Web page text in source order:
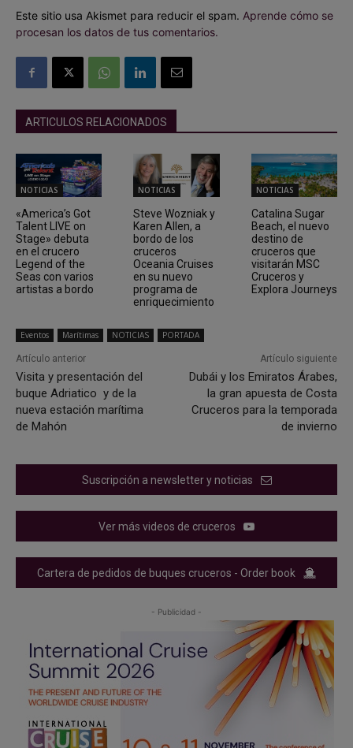
Este sitio usa Akismet para reducir el spam. Aprende cómo se
procesan los datos de tus comentarios.
ARTICULOS RELACIONADOS
NOTICIAS
«America’s Got
Talent LIVE on
Stage» debuta
en el crucero
Legend of the
Seas con varios
artistas a bordo
NOTICIAS
Steve Wozniak y
Karen Allen, a
bordo de los
cruceros
Oceania Cruises
en su nuevo
programa de
enriquecimiento
NOTICIAS
Catalina Sugar
Beach, el nuevo
destino de
cruceros que
visitarán MSC
Cruceros y
Explora Journeys
Eventos Marítimas NOTICIAS PORTADA
Artículo anterior
Visita y presentación del
buque Adriatico y de la
nueva estación marítima
de Mahón
Artículo siguiente
Dubái y los Emiratos Árabes,
la gran apuesta de Costa
Cruceros para la temporada
de invierno
Suscripción a newsletter y noticias
Ver más videos de cruceros
Cartera de pedidos de buques cruceros - Order book
- Publicidad -